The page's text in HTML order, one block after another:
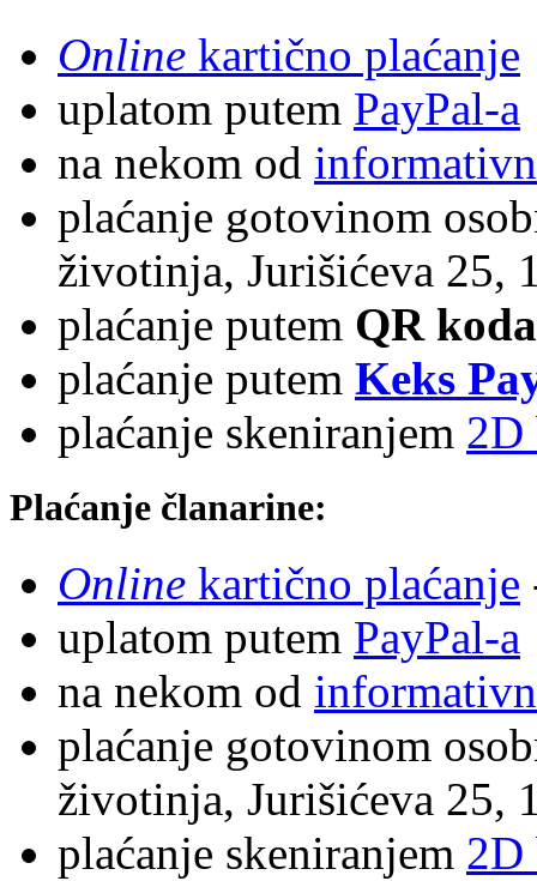
Online kartično plaćanje
uplatom putem PayPal-a
na nekom od
plaćanje gotovinom
životinja, Jurišićeva 25,
plaćanje putem QR koda
plaćanje putem Keks
plaćanje skeniranjem 2D
Plaćanje članarine:
Online kartično plaćanje
uplatom putem PayPal-a
na nekom od
plaćanje gotovinom
životinja, Jurišićeva 25,
plaćanje skeniranjem 2D